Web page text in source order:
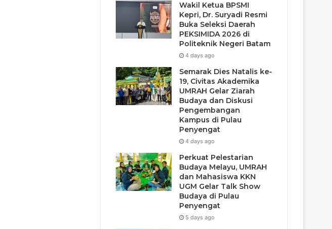
Wakil Ketua BPSMI
Kepri, Dr. Suryadi Resmi
Buka Seleksi Daerah
PEKSIMIDA 2026 di
Politeknik Negeri Batam
4 days ago
Semarak Dies Natalis ke-
19, Civitas Akademika
UMRAH Gelar Ziarah
Budaya dan Diskusi
Pengembangan
Kampus di Pulau
Penyengat
4 days ago
Perkuat Pelestarian
Budaya Melayu, UMRAH
dan Mahasiswa KKN
UGM Gelar Talk Show
Budaya di Pulau
Penyengat
5 days ago